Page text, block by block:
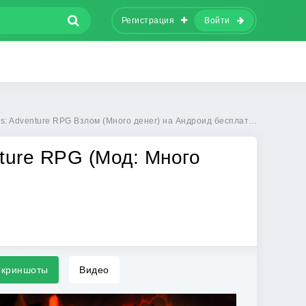
Регистрация Войти
Adventure RPG Взлом (Много денег) на Андроид бесплатно
RPG (Мод: Много
Видео